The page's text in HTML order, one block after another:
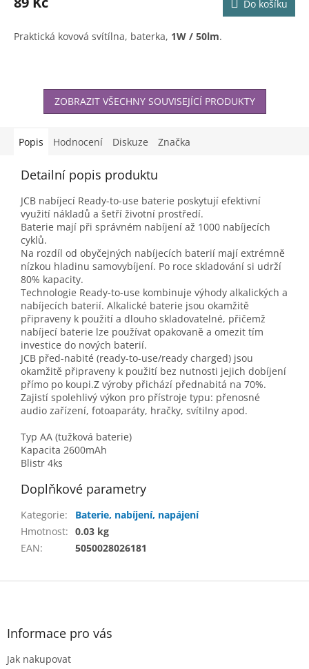
je
z
5
Do košíku
Praktická kovová svítílna, baterka, 1W / 50lm.
ZOBRAZIT VŠECHNY SOUVISEJÍCÍ PRODUKTY
Popis Hodnocení Diskuze Značka
Detailní popis produktu
JCB nabíjecí Ready-to-use baterie poskytují efektivní
využití nákladů a šetří životní prostředí.
Baterie mají při správném nabíjení až 1000 nabíjecích
cyklů.
Na rozdíl od obyčejných nabíjecích baterií mají extrémně
nízkou hladinu samovybíjení. Po roce skladování si udrží
80% kapacity.
Technologie Ready-to-use kombinuje výhody alkalických a
nabíjecích baterií. Alkalické baterie jsou okamžitě
připraveny k použití a dlouho skladovatelné, přičemž
nabíjecí baterie lze používat opakovaně a omezit tím
investice do nových baterií.
JCB před-nabité (ready-to-use/ready charged) jsou
okamžitě připraveny k použití bez nutnosti jejich dobíjení
přímo po koupi.Z výroby přichází přednabitá na 70%.
Zajistí spolehlivý výkon pro přístroje typu: přenosné
audio zařízení, fotoaparáty, hračky, svítilny apod.
Typ AA (tužková baterie)
Kapacita 2600mAh
Blistr 4ks
Doplňkové parametry
Kategorie:
Baterie, nabíjení, napájení
Hmotnost: 0.03 kg
EAN: 5050028026181
Z
Informace pro vás
Jak nakupovat